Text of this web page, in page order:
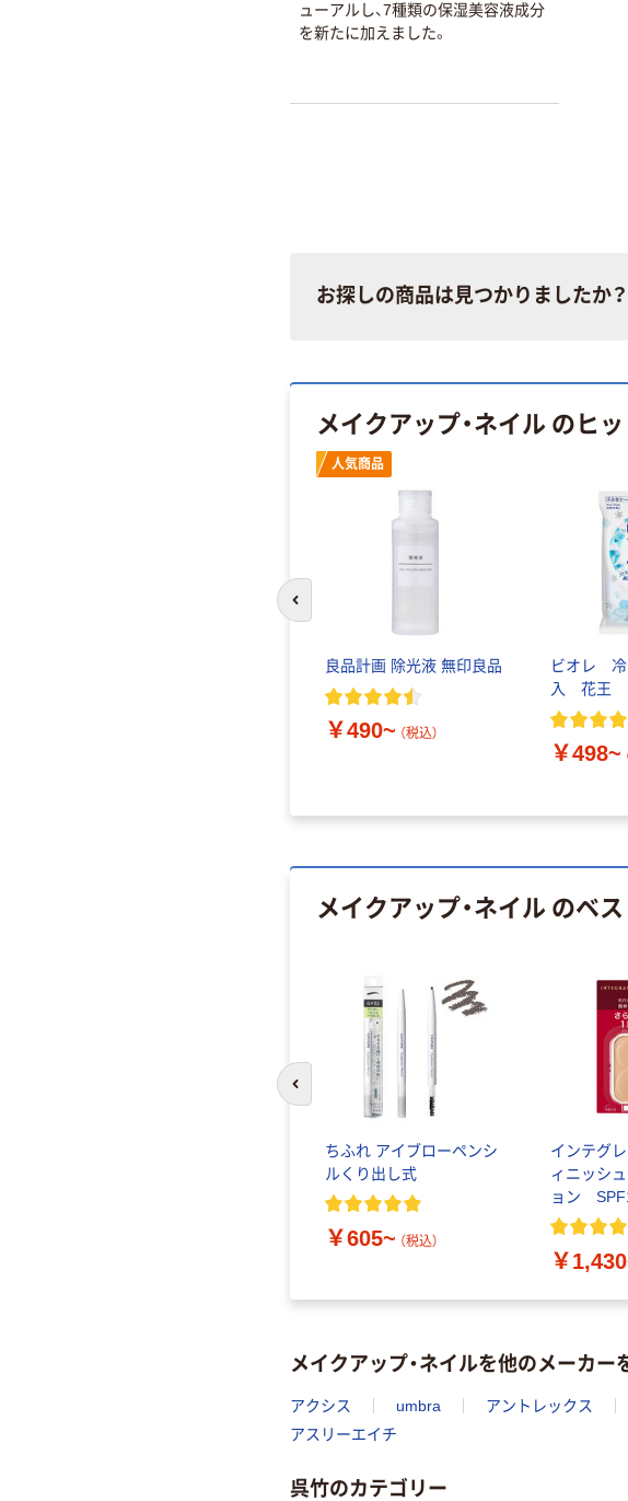
ューアルし、7種類の保湿美容液成分
を新たに加えました。
お探しの商品は見つかりましたか？
メイクアップ・ネイル のヒ
人気商品
良品計画 除光液 無印良品
￥490~ （税込）
ビオレ
入 花王
￥498~
メイクアップ・ネイル のベ
ちふれ アイブローペンシ
ルくり出し式
￥605~ （税込）
インテグ
ィニッシ
ョン
10g 資生
￥
前のスライドへ
メイクアップ・ネイルを他のメーカー
アクシス umbra アントレックス
アスリーエイチ
呉竹のカテゴリー